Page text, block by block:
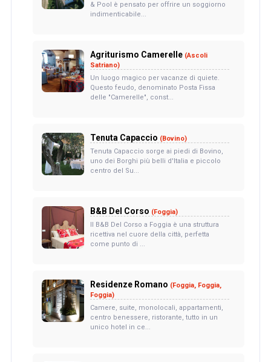
& Pool è pensato per offrire un soggiorno
indimenticabile...
Agriturismo Camerelle (Ascoli
Satriano)
Un luogo magico per vacanze di quiete.
Questo feudo, denominato Posta Fissa
delle "Camerelle", const...
Tenuta Capaccio (Bovino)
Tenuta Capaccio sorge ai piedi di Bovino,
uno dei Borghi più belli d'Italia e piccolo
centro del Su...
B&B Del Corso (Foggia)
Il B&B Del Corso a Foggia è una struttura
ricettiva nel cuore della città, perfetta
come punto di ...
Residenze Romano (Foggia, Foggia,
Foggia)
Camere, suite, monolocali, appartamenti,
centro benessere, ristorante, tutto in un
unico hotel in ce...